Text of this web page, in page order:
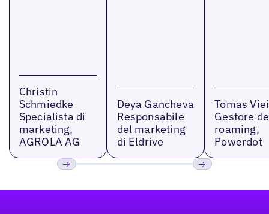
Christin
Schmiedke
Specialista di
marketing,
AGROLA AG
Deya Gancheva
Responsabile
del marketing
di Eldrive
Tomas
Gestore
roaming,
Powerdot